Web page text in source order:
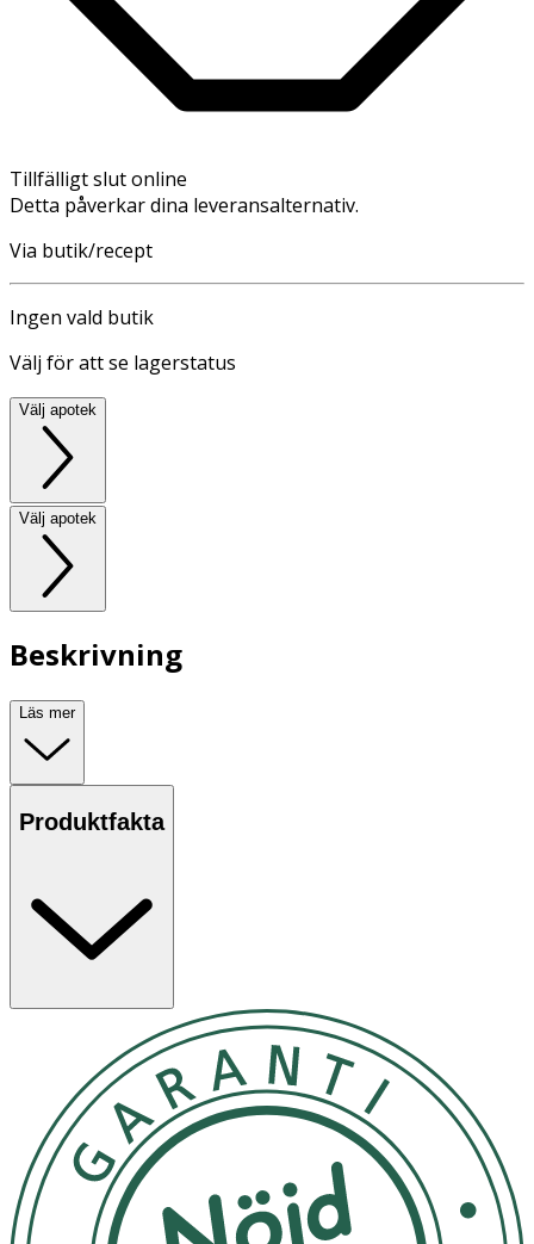
Tillfälligt slut online
Detta påverkar dina leveransalternativ.
Via butik/recept
Ingen vald butik
Välj för att se lagerstatus
Välj apotek
Välj apotek
Beskrivning
Läs mer
Produktfakta